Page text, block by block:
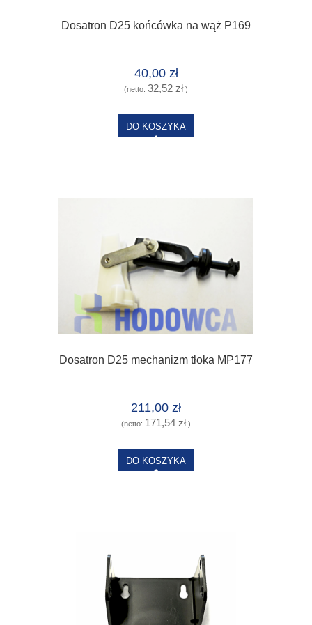
Dosatron D25 końcówka na wąż P169
40,00 zł
(netto: 32,52 zł)
DO KOSZYKA
Dosatron D25 mechanizm tłoka MP177
211,00 zł
(netto: 171,54 zł)
DO KOSZYKA